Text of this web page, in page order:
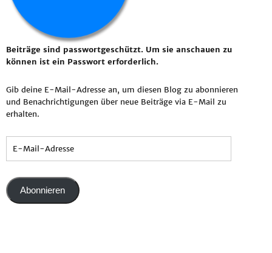
Beiträge sind passwortgeschützt. Um sie anschauen zu
können ist ein Passwort erforderlich.
Gib deine E-Mail-Adresse an, um diesen Blog zu abonnieren
und Benachrichtigungen über neue Beiträge via E-Mail zu
erhalten.
Abonnieren